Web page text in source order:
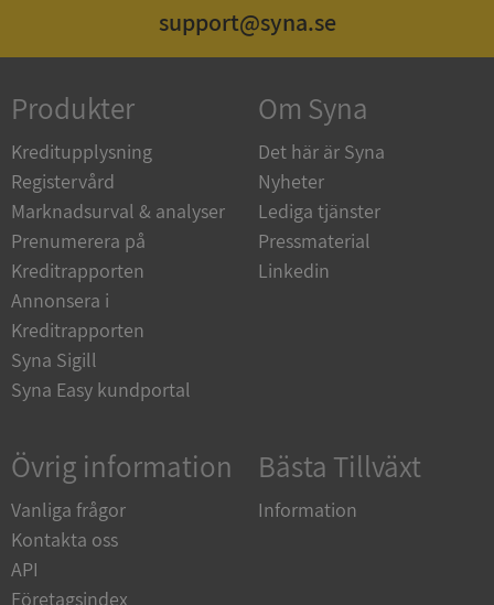
support@syna.se
Produkter
Kreditupplysning
Registervård
Marknadsurval & analyser
Prenumerera på
Kreditrapporten
Annonsera i
Kreditrapporten
Syna Sigill
Syna Easy kundportal
Om Syna
Det här är Syna
Nyheter
Lediga tjänster
Pressmaterial
Linkedin
Övrig information
Vanliga frågor
Kontakta oss
API
Företagsindex
Bästa Tillväxt
Information
Corporation
de.syna.se
ARRAffinity
Corporation
__RequestVerificationToken
Microsoft
Corporation